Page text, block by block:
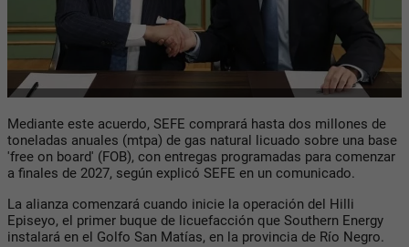
Mediante este acuerdo, SEFE comprará hasta dos millones de
toneladas anuales (mtpa) de gas natural licuado sobre una base
'free on board' (FOB), con entregas programadas para comenzar
a finales de 2027, según explicó SEFE en un comunicado.
La alianza comenzará cuando inicie la operación del Hilli
Episeyo, el primer buque de licuefacción que Southern Energy
instalará en el Golfo San Matías, en la provincia de Río Negro.